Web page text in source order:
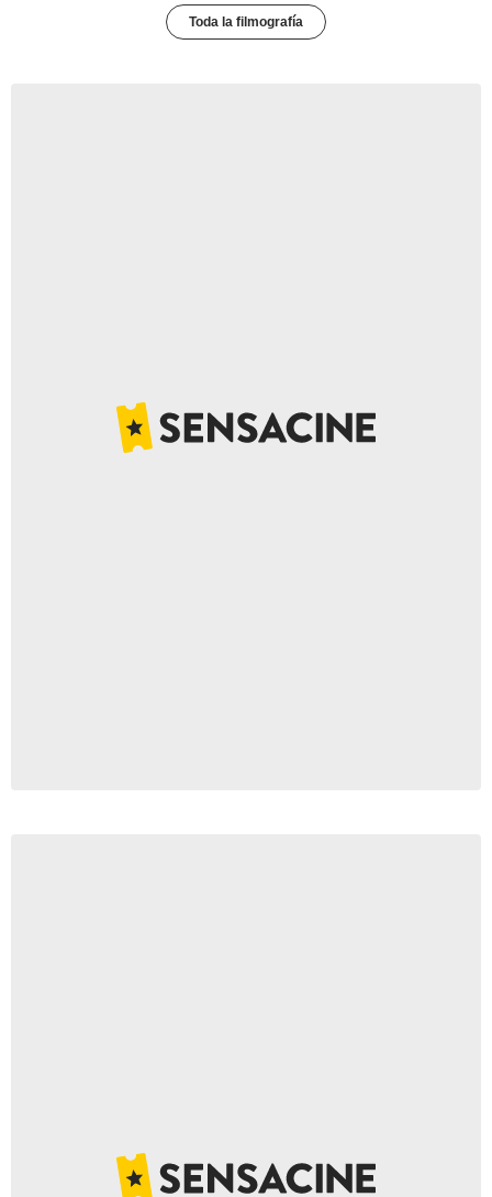
Toda la filmografía